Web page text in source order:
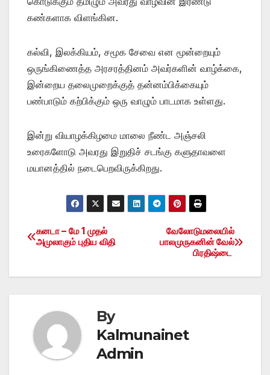
கண்களாக விளங்கின.
கல்வி, இலக்கியம், சமூக சேவை என மூன்றையும்
ஒருங்கிணைத்த அரசரத்தினம் அவர்களின் வாழ்க்கை,
இன்றைய தலைமுறைக்குத் தன்னம்பிக்கையும்
பண்பாடும் கற்பிக்கும் ஒரு வாழும் பாடமாக உள்ளது.
இன்று வியாழக்கிழமை மாலை நீண்ட அஞ்சலி
உரைகளோடு அவரது இறுதிச் சடங்கு களுதாவளை
மயானத்தில் நடைபெறவிருக்கிறது.
Post
வேலோடுமலையில்
பாலமுருகனின் வேல்
பிரதிஷ்டை
கனடா – மே 1 முதல்
அமுலாகும் புதிய விதி
By
Kalmunainet
Admin